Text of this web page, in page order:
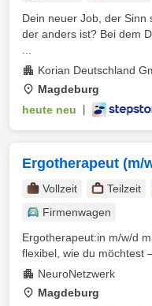
Dein neuer Job, der Sinn
der anders ist? Bei dem
Korian Deutschland
Magdeburg
heute neu
Ergotherapeut (m/
Vollzeit Teilzeit
Firmenwagen
Ergotherapeut:in m/w/d
flexibel, wie du möchtest
NeuroNetzwerk
Magdeburg